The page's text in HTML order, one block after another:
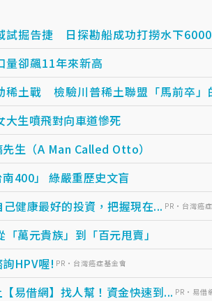
試掘告捷 日探勘船成功打撈水下6000
卻飆11年來新高
稀土戰 檢驗川普稀土聯盟「馬前卒」
大生噴飛對向車道慘死
先生（A Man Called Otto）
400」 綠嚴重歷史文盲
健康最好的投資，把握現在... PR・台灣癌
萬元貴族」到「百元甩賣」
HPV喔! PR・台灣癌症基金會
易借網】找人幫！資金快速到... PR・易借